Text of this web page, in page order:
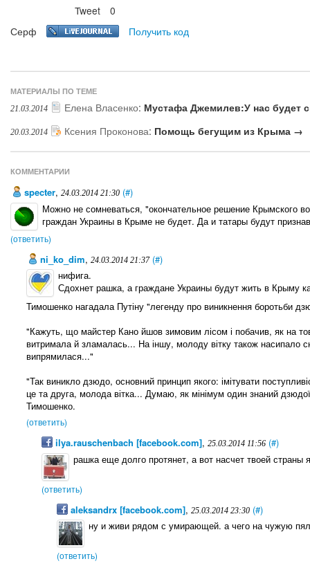
Tweet
0
Серф
Получить код
МАТЕРИАЛЫ ПО ТЕМЕ
21.03.2014 Елена Власенко: Мустафа Джемилев:У нас будет
20.03.2014 Ксения Проконова: Помощь бегущим из Крыма →
КОММЕНТАРИИ
specter, 24.03.2014 21:30 (#)
Можно не сомневаться, "окончательное решение Крымского
граждан Украины в Крыме не будет. Да и татары будут
(ответить)
ni_ko_dim, 24.03.2014 21:37 (#)
нифига.
Сдохнет рашка, а граждане Украины будут жить в Крыму
Тимошенко нагадала Путіну "легенду про виникнення боротьби
"Кажуть, що майстер Кано йшов зимовим лісом і побачив, як на
витримала й зламалась... На іншу, молоду вітку також насипало
випрямилася..."
"Так виникло дзюдо, основний принцип якого: імітувати
це та друга, молода вітка... Думаю, як мінімум один знаний
Тимошенко.
(ответить)
ilya.rauschenbach [facebook.com],25.03.2014 11:56 (#)
рашка еще долго протянет, а вот насчет твоей страны
(ответить)
aleksandrx [facebook.com], 25.03.2014 23:30 (#)
ну и живи рядом с умирающей. а чего на чужую
(ответить)